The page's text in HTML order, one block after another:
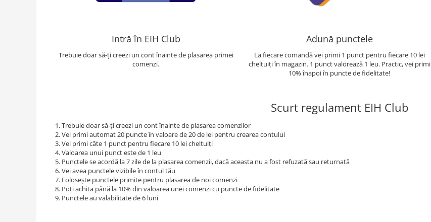
Intră în EIH Club
Trebuie doar să-ți creezi un cont înainte de plasarea primei
comenzi.
Adună punctele
La fiecare comandă vei primi 1 punct pentru fiecare 10 lei
cheltuiți în magazin. 1 punct valorează 1 leu. Practic, vei primi
10% înapoi în puncte de fidelitate!
Scurt regulament EIH Club
Trebuie doar să-ți creezi un cont înainte de plasarea comenzilor
Vei primi automat 20 puncte în valoare de 20 de lei pentru crearea contului
Vei primi câte 1 punct pentru fiecare 10 lei cheltuiți
Valoarea unui punct este de 1 leu
Punctele se acordă la 7 zile de la plasarea comenzii, dacă aceasta nu a fost refuzată sau returnată
Vei avea punctele vizibile în contul tău
Folosește punctele primite pentru plasarea de noi comenzi
Poți achita până la 10% din valoarea unei comenzi cu puncte de fidelitate
Punctele au valabilitate de 6 luni